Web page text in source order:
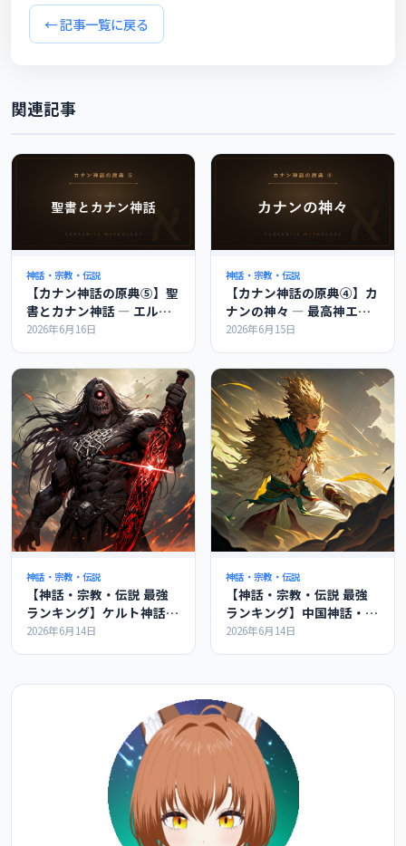
← 記事一覧に戻る
関連記事
神話・宗教・伝説
【カナン神話の原典⑤】聖
書とカナン神話 ― エル・
バアル・レヴィアタンのつ
2026年6月16日
神話・宗教・伝説
【カナン神話の原典④】カ
ナンの神々 ― 最高神エル
とバアル、神々の会議を解
2026年6月15日
神話・宗教・伝説
【神話・宗教・伝説 最強
ランキング】ケルト神話の
最強ランキングの紹介
2026年6月14日
神話・宗教・伝説
【神話・宗教・伝説 最強
ランキング】中国神話・道
教の最強ランキングの紹介
2026年6月14日